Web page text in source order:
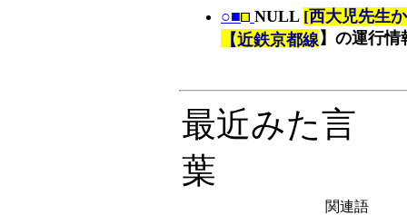
○■ NULL [西大児先生
【近鉄京都線 】の運行情
最近みた言
葉
関連語